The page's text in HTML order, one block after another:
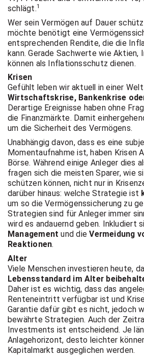
schlägt.1
Wer sein Vermögen auf Dauer
möchte benötigt eine
entsprechenden Rendite, die die
kann. Gerade Sachwerte wie Aktien,
können als Inflationsschutz dienen.
Krisen
Gefühlt leben wir aktuell in einer
Wirtschaftskrise, Bankenkrise
Derartige Ereignisse haben ohne
die Finanzmärkte. Damit
um die Sicherheit des Vermögens.
Unabhängig davon, dass es eine
Momentaufnahme ist, haben Krisen
Börse. Während einige Anleger dies
fragen sich die meisten Sparer, wie
schützen können, nicht nur in
darüber hinaus: welche Strategie ist
um so die Vermögenssicherung zu
Strategien sind für Anleger immer
wird es andauernd geben. Inkludiert
Management und dieVermeidung
Reaktionen.
Alter
Viele Menschen investieren heute,
Lebensstandard im Alter
Daher ist es wichtig, dass das
Renteneintritt verfügbar ist und
Garantie dafür gibt es nicht, jedoch
bewährte Strategien. Auch der
Investments ist entscheidend. Je
Anlagehorizont, desto leichter
Kapitalmarkt ausgeglichen werden.